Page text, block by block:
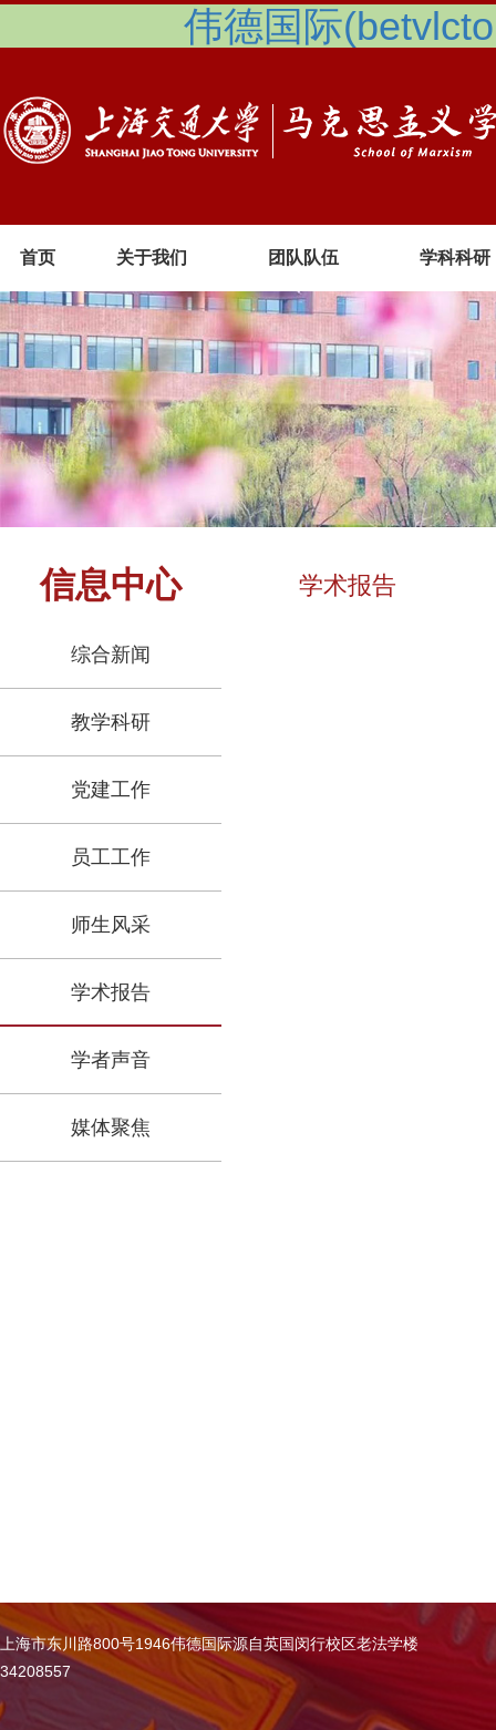
伟德国际
首页 关于我们 团队队伍 学科科研
信息中心
综合新闻
教学科研
党建工作
员工工作
师生风采
学术报告
学者声音
媒体聚焦
学术报告
上海市东川路800号1946伟德国际源自英国闵行校区老法学楼
34208557